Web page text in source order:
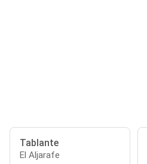
Tablante
El Aljarafe